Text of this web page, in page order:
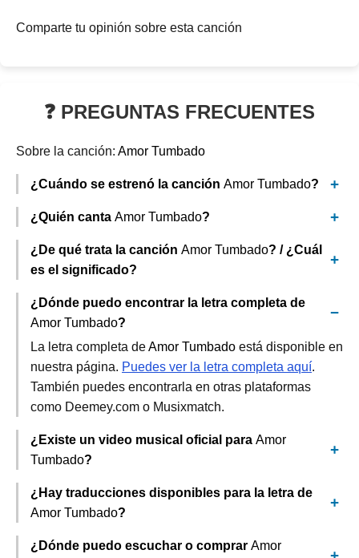
Comparte tu opinión sobre esta canción
❓ PREGUNTAS FRECUENTES
Sobre la canción: Amor Tumbado
¿Cuándo se estrenó la canción Amor Tumbado?
¿Quién canta Amor Tumbado?
¿De qué trata la canción Amor Tumbado? / ¿Cuál
es el significado?
¿Dónde puedo encontrar la letra completa de
Amor Tumbado?
La letra completa deAmor Tumbado está disponible en
nuestra página. Puedes ver la letra completa aquí.
También puedes encontrarla en otras plataformas
como Deemey.com o Musixmatch.
¿Existe un video musical oficial para Amor
Tumbado?
¿Hay traducciones disponibles para la letra de
Amor Tumbado?
¿Dónde puedo escuchar o comprar Amor